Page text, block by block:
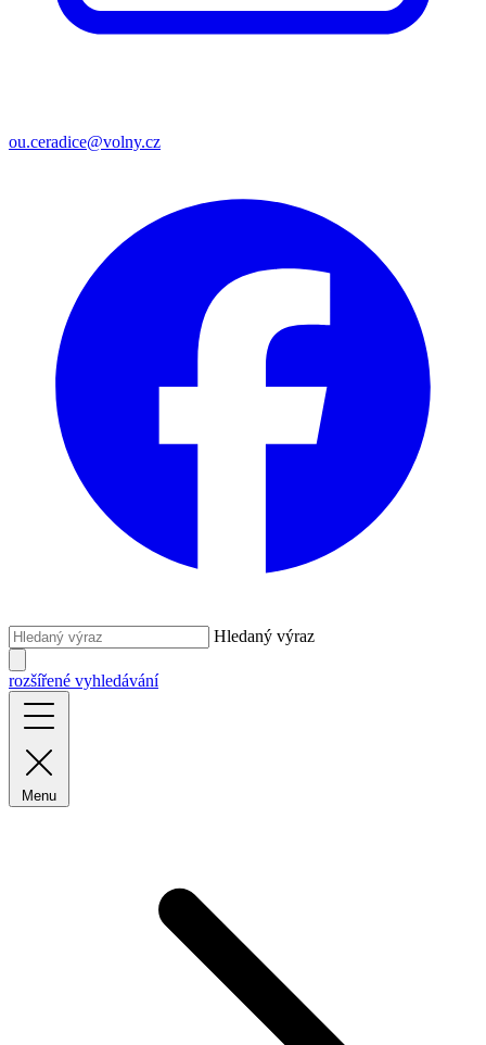
ou.ceradice@volny.cz
Hledaný výraz
rozšířené vyhledávání
Menu